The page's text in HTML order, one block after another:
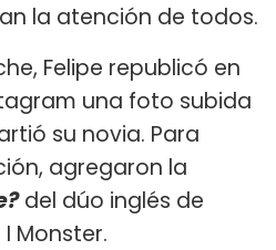
la atención de todos.
Felipe republicó en
una foto subida
su novia. Para
agregaron la
del dúo inglés de
Monster.